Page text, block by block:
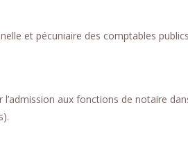
et pécuniaire des comptables publics
aux fonctions de notaire